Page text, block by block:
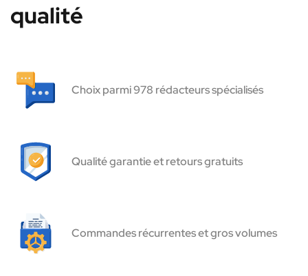
qualité
Choix parmi 978 rédacteurs spécialisés
Qualité garantie et retours gratuits
Commandes récurrentes et gros volumes